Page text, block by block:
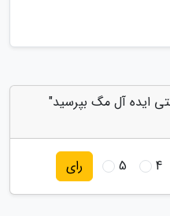
ایده آل مگ بپرسید"
4
5 رای